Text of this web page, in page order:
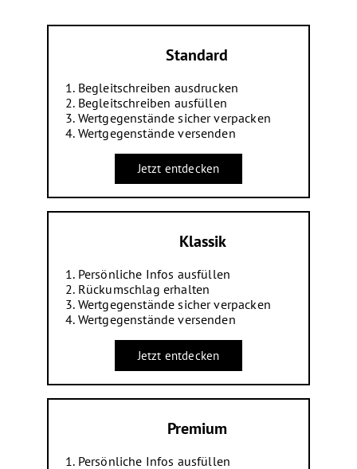
Standard
Begleitschreiben ausdrucken
Begleitschreiben ausfüllen
Wertgegenstände sicher verpacken
Wertgegenstände versenden
Jetzt entdecken
Klassik
Persönliche Infos ausfüllen
Rückumschlag erhalten
Wertgegenstände sicher verpacken
Wertgegenstände versenden
Jetzt entdecken
Premium
Persönliche Infos ausfüllen